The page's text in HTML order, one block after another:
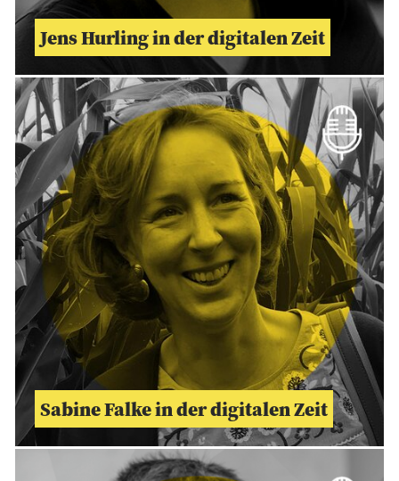
Jens Hurling in der digitalen Zeit
Sabine Falke in der digitalen Zeit